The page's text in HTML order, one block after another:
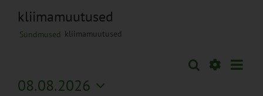
kliimamuutused
Sündmused kliimamuutused
Sündmused
Otsi Päev
08.08.2026